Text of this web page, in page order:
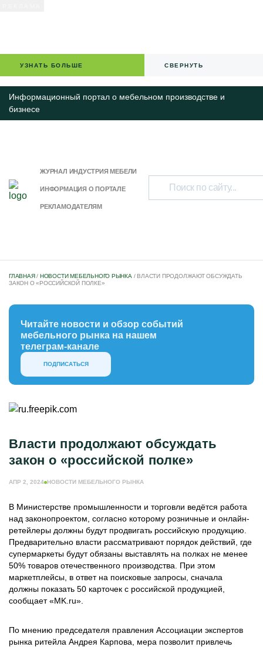
УЗНАТЬ БОЛЬШЕ СВЕРНУТЬ
Информационный портал о мебельном производстве и
бизнесе
ЖУРНАЛ ИНДУСТРИЯ МЕБЕЛИ
ИНФОРМАЦИЯ О ПОРТАЛЕ
РЕКЛАМОДАТЕЛЯМ
ГЛАВНАЯ/ НОВОСТИ МЕБЕЛЬНОГО РЫНКА / ВЛАСТИ ПРОДОЛЖАЮТ ОБСУЖДАТЬ
ЗАКОН О «РОССИЙСКОЙ ПОЛКЕ»
Читайте новости и обзор событий
мебельного рынка на нашем
телеграм-канале
ПОДПИСАТЬСЯ
Власти продолжают обсуждать
закон о «российской полке»
АПР 2, 2024 НОВОСТИ МЕБЕЛЬНОГО РЫНКА
В Министерстве промышленности и торговли ведётся работа
над законопроектом, согласно которому розничные и онлайн-
ретейлеры должны будут продвигать российскую продукцию.
Предварительно власти рассматривают порядок действий, где
супермаркеты будут обязаны выставлять на полках не менее
50% товаров отечественного производства. При этом
маркетплейсы, в ответ на поисковые запросы, сначала
должны показать 50 карточек с российской продукцией,
сообщает «MK.ru».
По мнению председателя правления Ассоциации экспертов
рынка ритейла Андрея Карпова, мера позволит привлечь